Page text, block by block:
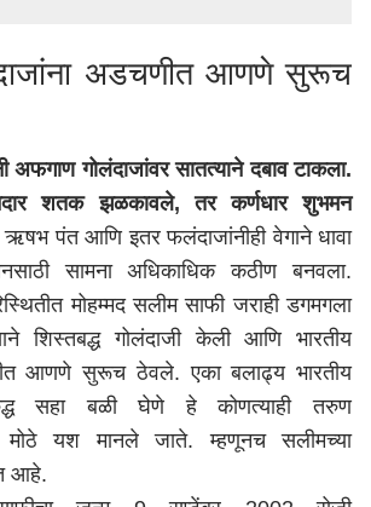
अडचणीत आणणे सुरूच
अफगाण गोलंदाजांवर सातत्याने दबाव टाकला.
शतक झळकावले, तर कर्णधार शुभमन
पंत आणि इतर फलंदाजांनीही वेगाने धावा
सामना अधिकाधिक कठीण बनवला.
मोहम्मद सलीम साफी जराही डगमगला
शिस्तबद्ध गोलंदाजी केली आणि भारतीय
आणणे सुरूच ठेवले. एका बलाढ्य भारतीय
सहा बळी घेणे हे कोणत्याही तरुण
मोठे यश मानले जाते. म्हणूनच सलीमच्या
आहे.